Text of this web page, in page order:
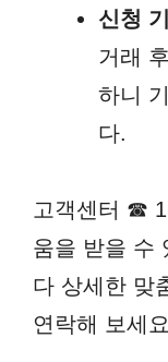
신청
거래
하니
다.
고객센터 ☎
움을 받을 수
다 상세한 맞
연락해 보세